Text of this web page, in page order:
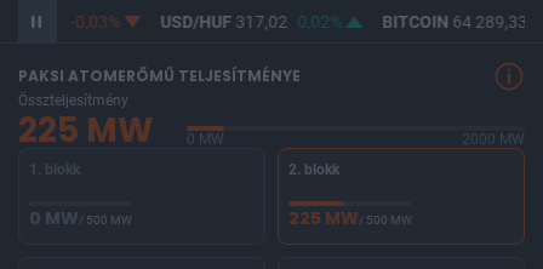
365,28 -0,03% USD/HUF317,02 0,02% BITCOIN 64 289,33
PAKSI ATOMERŐMŰ TELJESÍTMÉNYE
Összteljesítmény
225 MW 0 MW
2000 MW
1. blokk
0 MW/ 500 MW
2. blokk
225 MW/ 500 MW